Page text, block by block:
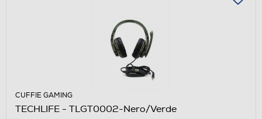
CUFFIE GAMING
TECHLIFE - TLGT0002-Nero/Verde